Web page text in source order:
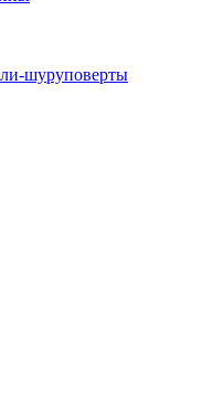
шуруповерты